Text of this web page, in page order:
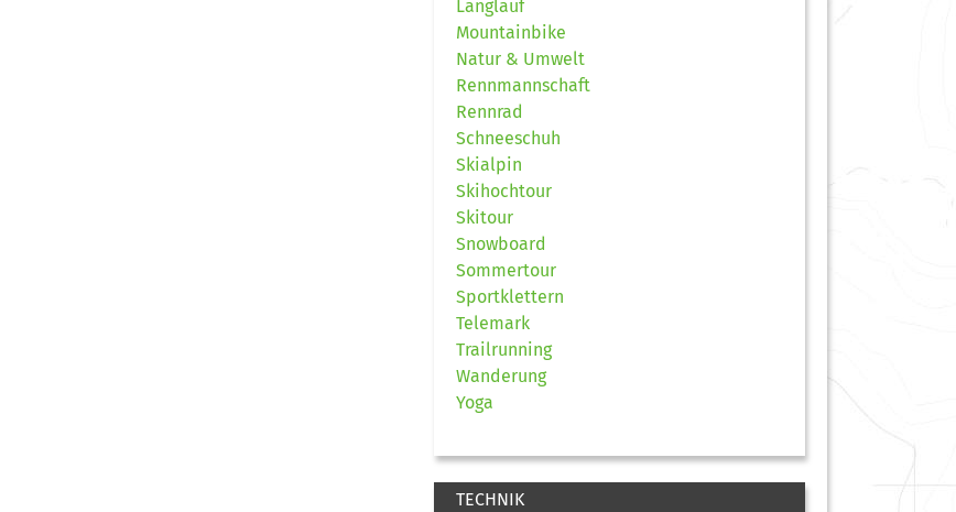
Langlauf
Mountainbike
Natur & Umwelt
Rennmannschaft
Rennrad
Schneeschuh
Skialpin
Skihochtour
Skitour
Snowboard
Sommertour
Sportklettern
Telemark
Trailrunning
Wanderung
Yoga
TECHNIK